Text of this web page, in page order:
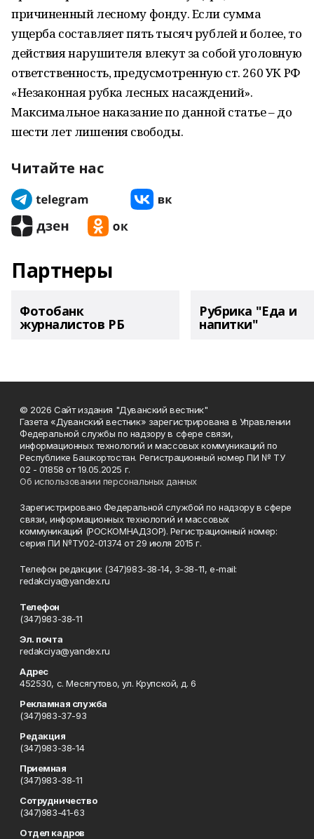
причиненный лесному фонду. Если сумма
ущерба составляет пять тысяч рублей и более, то
действия нарушителя влекут за собой уголовную
ответственность, предусмотренную ст. 260 УК РФ
«Незаконная рубка лесных насаждений».
Максимальное наказание по данной статье – до
шести лет лишения свободы.
Читайте нас
Партнеры
Фотобанк
журналистов РБ
Рубрика "Еда и
напитки"
© 2026 Сайт издания "Дуванский вестник"
Газета «Дуванский вестник» зарегистрирована в Управлении
Федеральной службы по надзору в сфере связи,
информационных технологий и массовых коммуникаций по
Республике Башкортостан. Регистрационный номер ПИ № ТУ
02 - 01858 от 19.05.2025 г.
Об использовании персональных данных
Зарегистрировано Федеральной службой по надзору в сфере
связи, информационных технологий и массовых
коммуникаций (РОСКОМНАДЗОР). Регистрационный номер:
серия ПИ №ТУ02-01374 от 29 июля 2015 г.
Телефон редакции: (347)983-38-14, 3-38-11, e-mail:
redakciya@yandex.ru
Телефон
(347)983-38-11
Эл. почта
redakciya@yandex.ru
Адрес
452530, с. Месягутово, ул. Крупской, д. 6
Рекламная служба
(347)983-37-93
Редакция
(347)983-38-14
Приемная
(347)983-38-11
Сотрудничество
(347)983-41-63
Отдел кадров